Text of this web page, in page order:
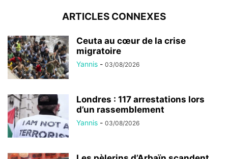
ARTICLES CONNEXES
Ceuta au cœur de la crise
migratoire
Yannis - 03/08/2026
Londres : 117 arrestations lors
d’un rassemblement
Yannis - 03/08/2026